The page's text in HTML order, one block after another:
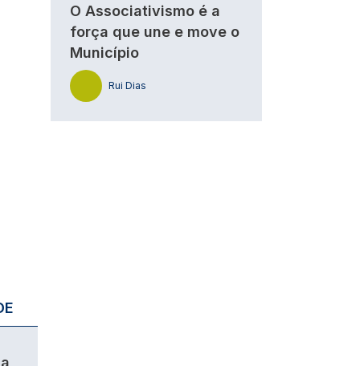
O Associativismo é a
força que une e move o
Município
Rui Dias